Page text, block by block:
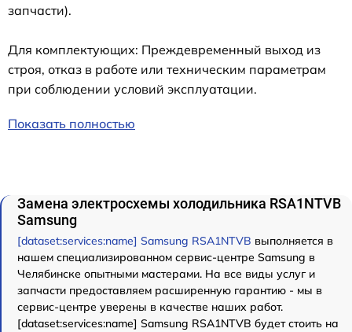
запчасти).
Для комплектующих: Преждевременный выход из
строя, отказ в работе или техническим параметрам
при соблюдении условий эксплуатации.
Показать полностью
Замена электросхемы холодильника RSA1NTVB
Samsung
[dataset:services:name] Samsung RSA1NTVB выполняется в
нашем специализированном сервис-центре Samsung в
Челябинске опытными мастерами. На все виды услуг и
запчасти предоставляем расширенную гарантию - мы в
сервис-центре уверены в качестве наших работ.
[dataset:services:name] Samsung RSA1NTVB будет стоить на